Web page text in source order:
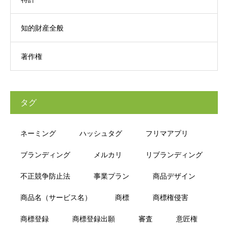
知的財産全般
著作権
タグ
ネーミング ハッシュタグ フリマアプリ
ブランディング メルカリ リブランディング
不正競争防止法 事業プラン 商品デザイン
商品名（サービス名） 商標 商標権侵害
商標登録 商標登録出願 審査 意匠権